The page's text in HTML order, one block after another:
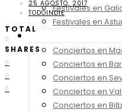
Festivales en
Festivales en
Conciertos 2026
Conciertos en
Conciertos en
Conciertos en
Conciertos en
Conciertos en
25 AGOSTO, 2017
TODOINDIE
TOTAL
0
SHARES
0
0
0